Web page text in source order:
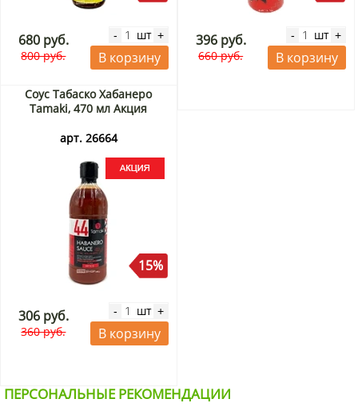
680 руб.
800 руб.
- шт +
В корзину
396 руб.
660 руб.
- шт +
В корзину
Соус Табаско Хабанеро
Tamaki, 470 мл Акция
арт. 26664
15%
306 руб.
360 руб.
- шт +
В корзину
ПЕРСОНАЛЬНЫЕ РЕКОМЕНДАЦИИ